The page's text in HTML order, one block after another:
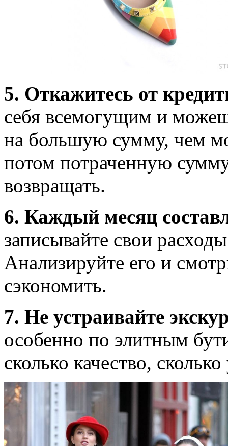
5. Откажитесь от
себя всемогущим и
на большую сумму, чем
потом потраченную
возвращать.
6. Каждый месяц
записывайте свои
Анализируйте его и
сэкономить.
7. Не устраивайте
особенно по элитным
сколько качество,